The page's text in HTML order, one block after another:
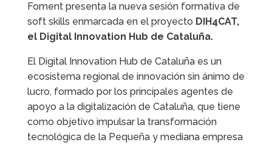
Foment presenta la nueva sesión formativa de
soft skills enmarcada en el proyecto DIH4CAT,
el Digital Innovation Hub de Cataluña.
El Digital Innovation Hub de Cataluña es un
ecosistema regional de innovación sin ánimo de
lucro, formado por los principales agentes de
apoyo a la digitalización de Cataluña, que tiene
como objetivo impulsar la transformación
tecnológica de la Pequeña y mediana empresa